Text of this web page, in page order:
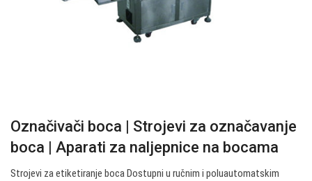
Označivači boca | Strojevi za označavanje
boca | Aparati za naljepnice na bocama
Strojevi za etiketiranje boca Dostupni u ručnim i poluautomatskim